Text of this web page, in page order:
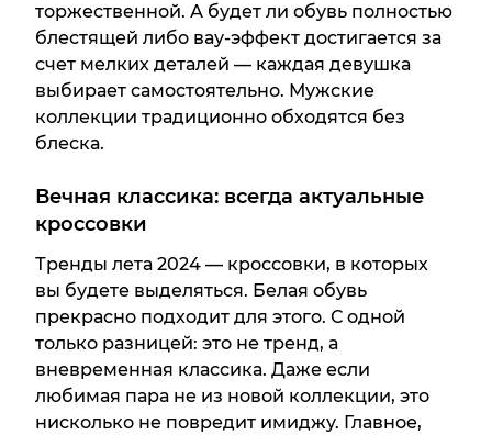
торжественной. А будет ли обувь полностью
блестящей либо вау-эффект достигается за
счет мелких деталей — каждая девушка
выбирает самостоятельно. Мужские
коллекции традиционно обходятся без
блеска.
Вечная классика: всегда актуальные
кроссовки
Тренды лета 2024 — кроссовки, в которых
вы будете выделяться. Белая обувь
прекрасно подходит для этого. С одной
только разницей: это не тренд, а
вневременная классика. Даже если
любимая пара не из новой коллекции, это
нисколько не повредит имиджу. Главное,